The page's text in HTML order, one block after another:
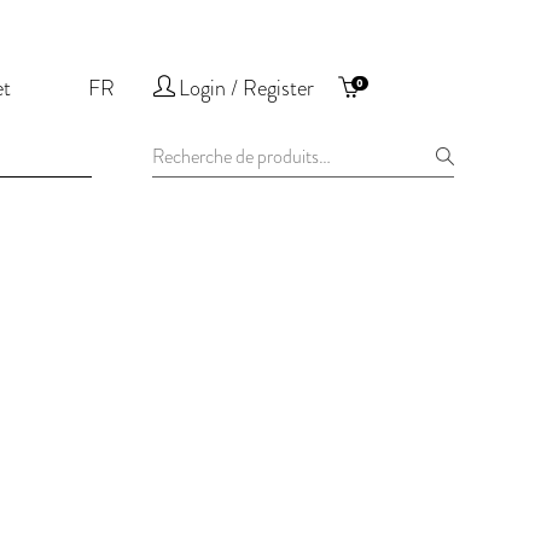
FR Login / Register 0
Recherche
pour :